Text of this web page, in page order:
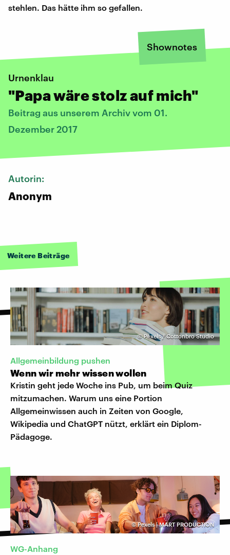
stehlen. Das hätte ihm so gefallen.
Shownotes
Urnenklau
"Papa wäre stolz auf mich"
Beitrag aus unserem Archiv vom 01.
Dezember 2017
Autorin:
Anonym
Weitere Beiträge
©Pexels / Cottonbro Studio
Allgemeinbildung pushen
Wenn wir mehr wissen wollen
Kristin geht jede Woche ins Pub, um beim Quiz
mitzumachen. Warum uns eine Portion
Allgemeinwissen auch in Zeiten von Google,
Wikipedia und ChatGPT nützt, erklärt ein Diplom-
Pädagoge.
©Pexels | MART PRODUCTION
WG-Anhang